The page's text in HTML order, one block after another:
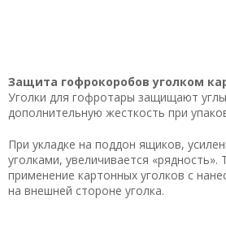
Защита гофрокоробов уголком
Уголки для гофротары защищают
дополнительную жесткость при
При укладке на поддон ящиков,
уголками, увеличивается
применение картонных уголков с
на внешней стороне уголка.